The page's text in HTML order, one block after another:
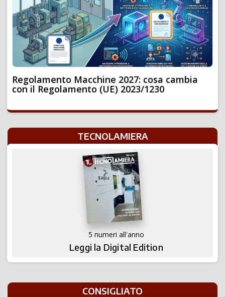
Regolamento Macchine 2027: cosa cambia
con il Regolamento (UE) 2023/1230
TECNOLAMIERA
5 numeri all'anno
Leggi la Digital Edition
CONSIGLIATO